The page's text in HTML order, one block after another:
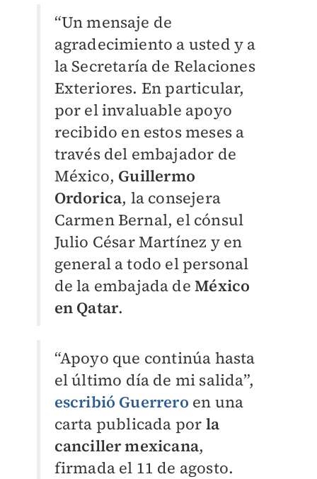
“Un mensaje de
agradecimiento a usted y a
la Secretaría de Relaciones
Exteriores. En particular,
por el invaluable apoyo
recibido en estos meses a
través del embajador de
México, Guillermo
Ordorica, la consejera
Carmen Bernal, el cónsul
Julio César Martínez y en
general a todo el personal
de la embajada deMéxico
en Qatar.
“Apoyo que continúa hasta
el último día de mi salida”,
escribió Guerrero en una
carta publicada por la
canciller mexicana,
firmada el 11 de agosto.